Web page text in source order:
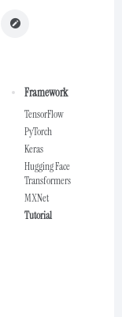
Framework
TensorFlow
PyTorch
Keras
Hugging Face
Transformers
MXNet
Tutorial